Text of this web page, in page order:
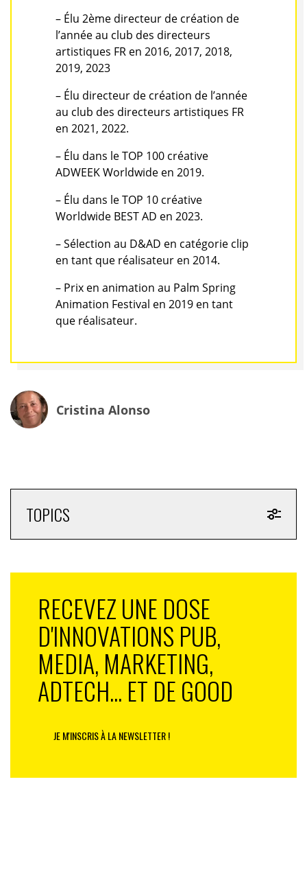
– Élu 2ème directeur de création de
l’année au club des directeurs
artistiques FR en 2016, 2017, 2018,
2019, 2023
– Élu directeur de création de l’année
au club des directeurs artistiques FR
en 2021, 2022.
– Élu dans le TOP 100 créative
ADWEEK Worldwide en 2019.
– Élu dans le TOP 10 créative
Worldwide BEST AD en 2023.
– Sélection au D&AD en catégorie clip
en tant que réalisateur en 2014.
– Prix en animation au Palm Spring
Animation Festival en 2019 en tant
que réalisateur.
Cristina Alonso
TOPICS
RECEVEZ UNE DOSE
D'INNOVATIONS PUB,
MEDIA, MARKETING,
ADTECH... ET DE GOOD
JE M'INSCRIS À LA NEWSLETTER !